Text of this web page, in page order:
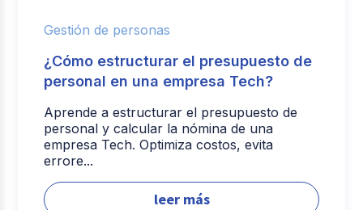
Gestión de personas
¿Cómo estructurar el presupuesto de
personal en una empresa Tech?
Aprende a estructurar el presupuesto de
personal y calcular la nómina de una
empresa Tech. Optimiza costos, evita
errore...
leer más